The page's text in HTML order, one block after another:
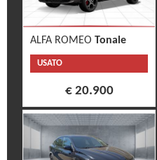
ALFA ROMEO Tonale
USATO
€ 20.900